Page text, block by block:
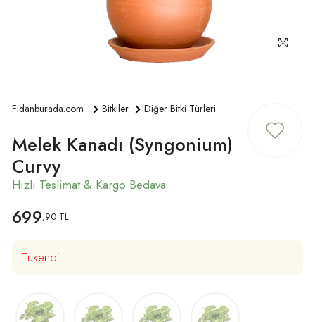
Fidanburada.com Bitkiler Diğer Bitki Türleri
Melek Kanadı (Syngonium)
Curvy
699,90 TL
Tükendi